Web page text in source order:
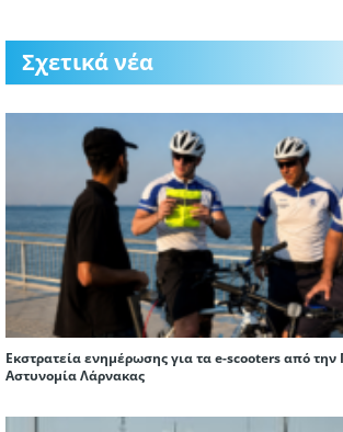
Σχετικά νέα
Εκστρατεία ενημέρωσης για τα e-scooters από την
Αστυνομία Λάρνακας